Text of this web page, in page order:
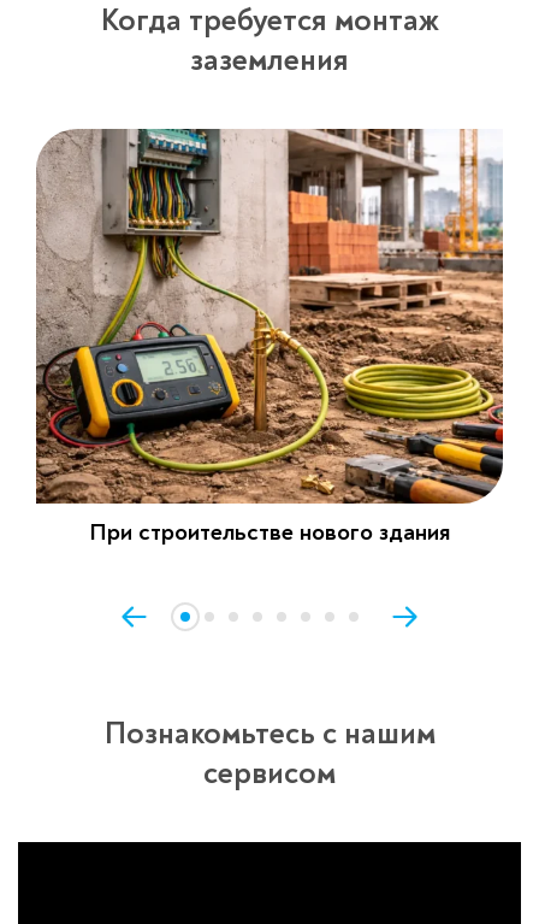
Когда требуется монтаж
заземления
При строительстве нового здания
Познакомьтесь с нашим
сервисом